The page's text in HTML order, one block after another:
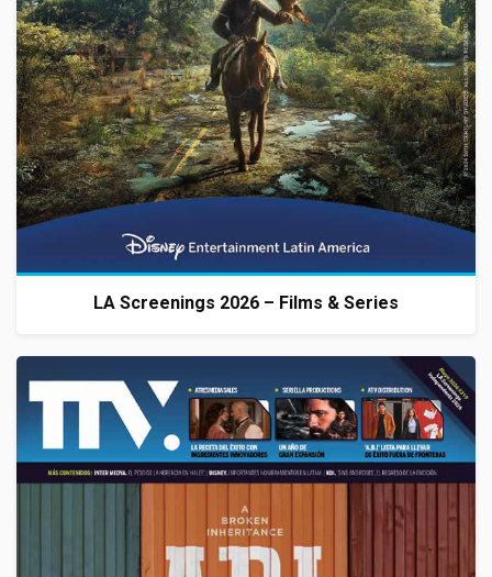
LA Screenings 2026 – Films & Series